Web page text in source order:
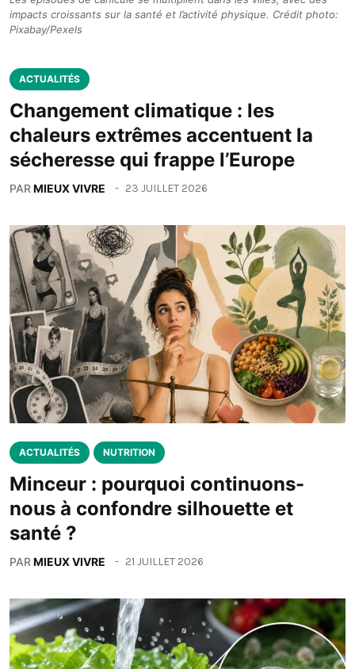
impacts croissants sur la santé et l’activité physique. Crédit photo:
Pixabay/Pexels
ACTUALITÉS
Changement climatique : les
chaleurs extrêmes accentuent la
sécheresse qui frappe l’Europe
PARMIEUX VIVRE 23 JUILLET 2026
ACTUALITÉS NUTRITION
Minceur : pourquoi continuons-
nous à confondre silhouette et
santé ?
PARMIEUX VIVRE 21 JUILLET 2026